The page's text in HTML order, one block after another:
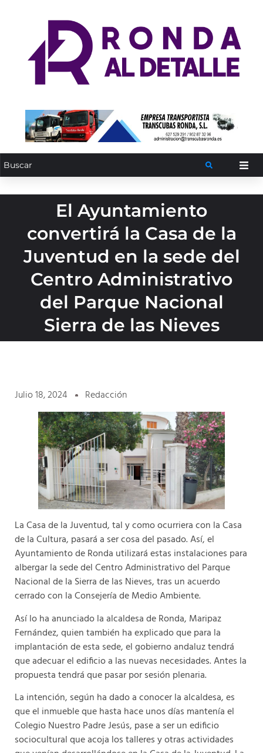
El Ayuntamiento
convertirá la Casa de la
Juventud en la sede del
Centro Administrativo
del Parque Nacional
Sierra de las Nieves
Julio 18, 2024 Redacción
La Casa de la Juventud, tal y como ocurriera con la Casa
de la Cultura, pasará a ser cosa del pasado. Así, el
Ayuntamiento de Ronda utilizará estas instalaciones para
albergar la sede del Centro Administrativo del Parque
Nacional de la Sierra de las Nieves, tras un acuerdo
cerrado con la Consejería de Medio Ambiente.
Así lo ha anunciado la alcaldesa de Ronda, Maripaz
Fernández, quien también ha explicado que para la
implantación de esta sede, el gobierno andaluz tendrá
que adecuar el edificio a las nuevas necesidades. Antes la
propuesta tendrá que pasar por sesión plenaria.
La intención, según ha dado a conocer la alcaldesa, es
que el inmueble que hasta hace unos días mantenía el
Colegio Nuestro Padre Jesús, pase a ser un edificio
sociocultural que acoja los talleres y otras actividades